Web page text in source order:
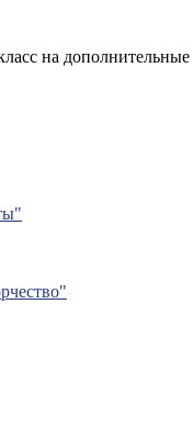
на